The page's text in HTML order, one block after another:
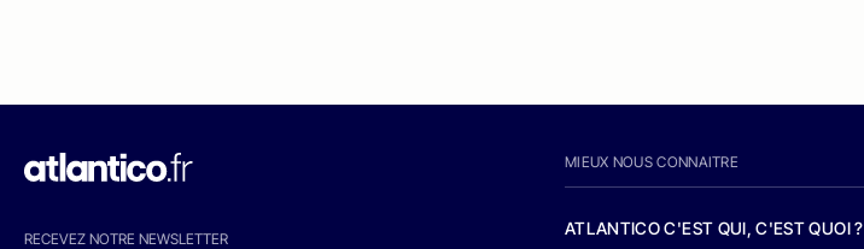
RECEVEZ NOTRE NEWSLETTER
MIEUX NOUS CONNAITRE
ATLANTICO C'EST QUI, C'EST QUOI ?